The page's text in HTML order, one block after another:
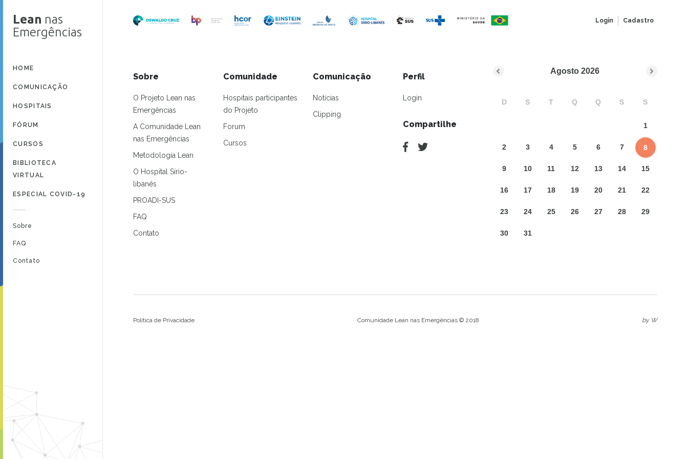
Login Cadastro
Lean nas
Emergências
HOME
COMUNICAÇÃO
HOSPITAIS
FÓRUM
CURSOS
BIBLIOTECA
VIRTUAL
ESPECIAL COVID-19
Sobre
FAQ
Contato
Sobre
O Projeto Lean nas
Emergências
A Comunidade Lean
nas Emergências
Metodologia Lean
O Hospital Sírio-
libanês
PROADI-SUS
FAQ
Contato
Comunidade
Hospitais participantes
do Projeto
Forum
Cursos
Comunicação
Notícias
Clipping
Perfil
Login
Compartilhe
Agosto 2026
D S T Q Q S S
1
2 3 4 5 6 7 8
9 10 11 12 13 14 15
16 17 18 19 20 21 22
23 24 25 26 27 28 29
30 31
Política de Privacidade Comunidade Lean nas Emergências © 2018 by W